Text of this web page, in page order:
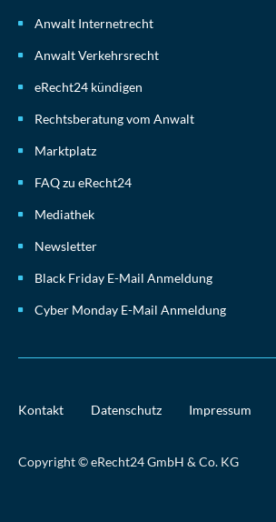
Anwalt Internetrecht
Anwalt Verkehrsrecht
eRecht24 kündigen
Rechtsberatung vom Anwalt
Marktplatz
FAQ zu eRecht24
Mediathek
Newsletter
Black Friday E-Mail Anmeldung
Cyber Monday E-Mail Anmeldung
Kontakt Datenschutz Impressum
Copyright © eRecht24 GmbH & Co. KG